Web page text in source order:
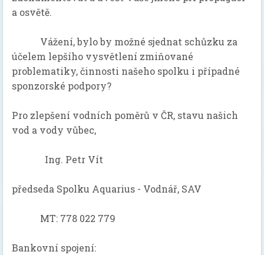
a osvětě.
Vážení, bylo by možné sjednat schůzku za
účelem lepšího vysvětlení zmiňované
problematiky, činnosti našeho spolku i případné
sponzorské podpory?
Pro zlepšení vodních poměrů v ČR, stavu našich
vod a vody vůbec,
Ing. Petr Vít
předseda Spolku Aquarius - Vodnář, SAV
MT: 778 022 779
Bankovní spojení: